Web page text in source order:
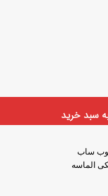
سبد خرید
ساب
الماسه